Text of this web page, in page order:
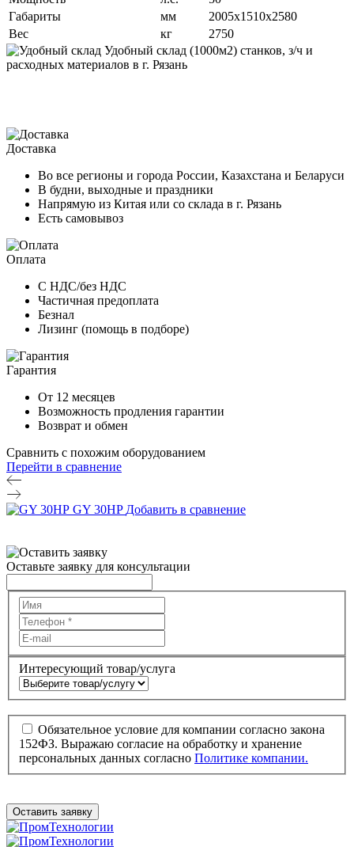
Габариты
мм
2005х1510х2580
Вес
кг
2750
Удобный склад (1000м2) станков, з/ч и
расходных материалов в г. Рязань
Доставка
Во все регионы и города России, Казахстана и Беларуси
В будни, выходные и праздники
Напрямую из Китая или со склада в г. Рязань
Есть самовывоз
Оплата
С НДС/без НДС
Частичная предоплата
Безнал
Лизинг (помощь в подборе)
Гарантия
От 12 месяцев
Возможность продления гарантии
Возврат и обмен
Сравнить с похожим оборудованием
Перейти в сравнение
GY 30HP Добавить в сравнение
Оставьте заявку для консультации
Интересующий товар/услуга
Обязательное условие для компании согласно закона
152ФЗ. Выражаю согласие на обработку и хранение
персональных данных согласно Политике компании.
Оставить заявку